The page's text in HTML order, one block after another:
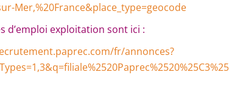
Mer,%20France&place_type=geocode
d’emploi exploitation sont ici :
fr/annonces?